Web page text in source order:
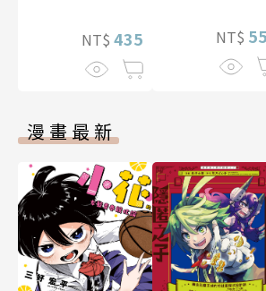
NT$ 435 NT$
漫畫最新